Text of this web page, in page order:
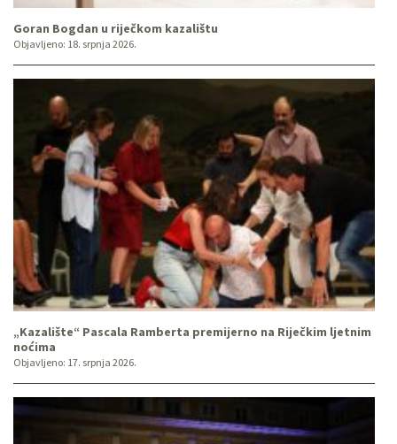
Goran Bogdan u riječkom kazalištu
Objavljeno: 18. srpnja 2026.
„Kazalište“ Pascala Ramberta premijerno na Riječkim ljetnim
noćima
Objavljeno: 17. srpnja 2026.